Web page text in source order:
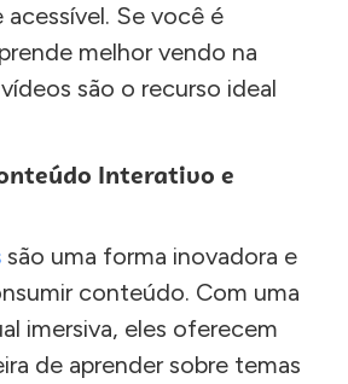
acessível. Se você é
melhor vendo na
são o recurso ideal
Interativo e
são uma forma inovadora e
conteúdo. Com uma
imersiva, eles oferecem
de aprender sobre temas